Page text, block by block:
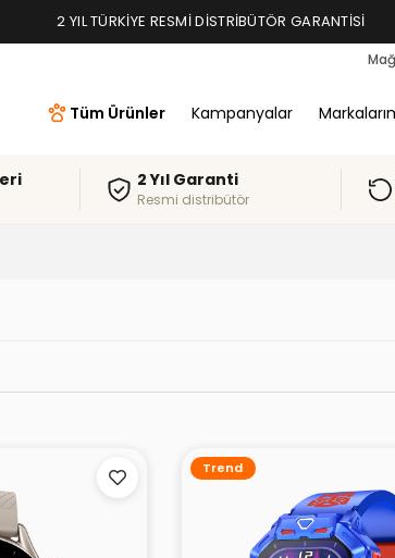
2 YIL TÜRKIYE RESMI DISTRIBÜTÖR GARANTISI
Tüm Ürünler Kampanyalar
2 Yıl Garanti
Resmi distribütör
Trend